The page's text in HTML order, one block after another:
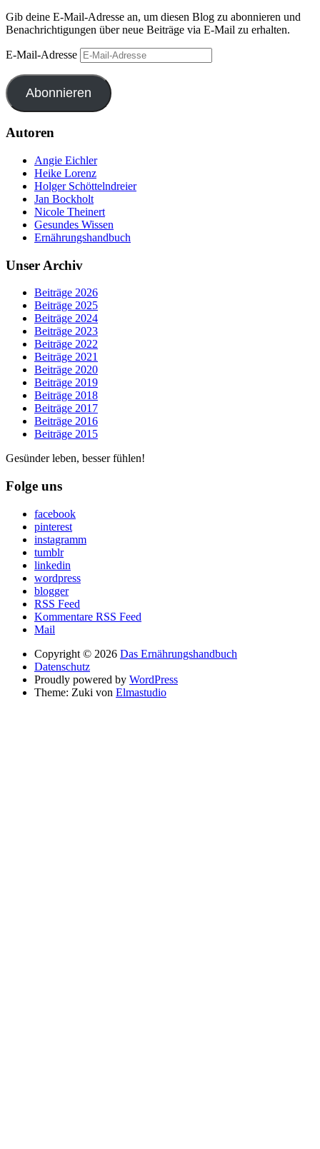
Gib deine E-Mail-Adresse an, um diesen Blog zu abonnieren und
Benachrichtigungen über neue Beiträge via E-Mail zu erhalten.
E-Mail-Adresse
Abonnieren
Autoren
Angie Eichler
Heike Lorenz
Holger Schöttelndreier
Jan Bockholt
Nicole Theinert
Gesundes Wissen
Ernährungshandbuch
Unser Archiv
Beiträge 2026
Beiträge 2025
Beiträge 2024
Beiträge 2023
Beiträge 2022
Beiträge 2021
Beiträge 2020
Beiträge 2019
Beiträge 2018
Beiträge 2017
Beiträge 2016
Beiträge 2015
Gesünder leben, besser fühlen!
Folge uns
facebook
pinterest
instagramm
tumblr
linkedin
wordpress
blogger
RSS Feed
Kommentare RSS Feed
Mail
Copyright © 2026 Das Ernährungshandbuch
Datenschutz
Proudly powered by WordPress
Theme: Zuki von Elmastudio